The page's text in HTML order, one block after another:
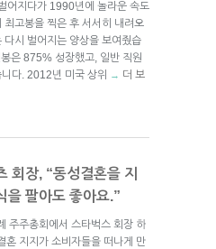
어지다가 1990년에 놀라운 속도
고봉을 찍은 후 서서히 내려오
시 벌어지는 양상을 보여줬습
은 875% 성장했고, 일반 직원
다. 2012년 미국 상위 → 더 보
회장, “동성결혼을 지
을 팔아도 좋아요.”
주주총회에서 스타벅스 회장 하
혼 지지가 소비자들을 떠나게 만